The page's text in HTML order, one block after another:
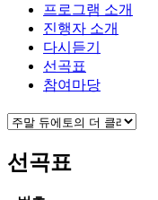
프로그램 소개
진행자 소개
다시듣기
선곡표
참여마당
선곡표